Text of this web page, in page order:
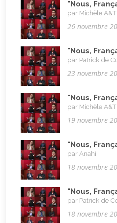
"Nous,
par Michèle A&T
26 novembre
"Nous,
par Patrick de
23 novembre
"Nous,
par Michèle A&T
19 novembre
"Nous,
par Anahi
18 novembre
"Nous,
par Patrick de
18 novembre